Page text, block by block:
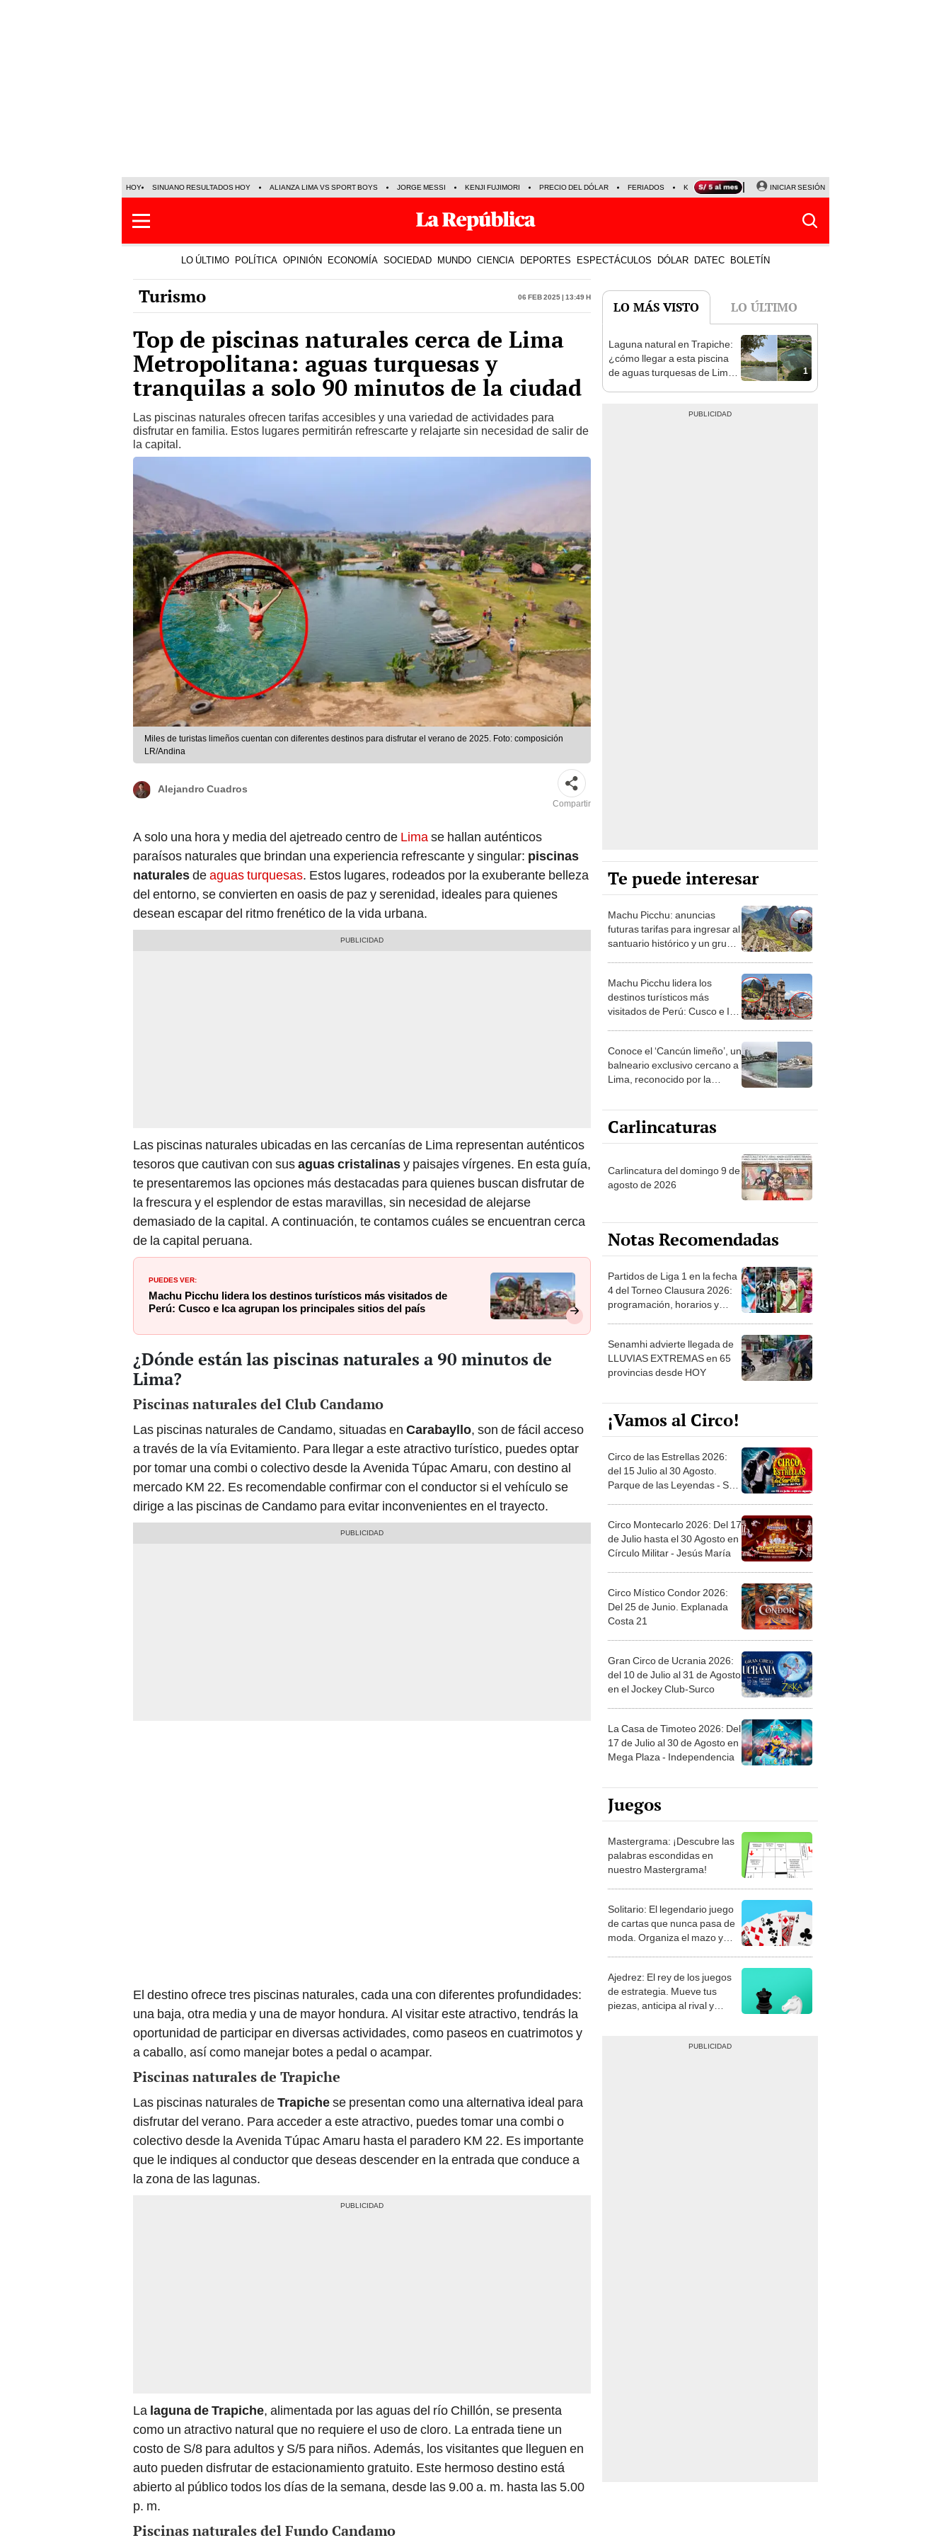
HOY SINUANO RESULTADOS HOY ALIANZA LIMA VS SPORT BOYS JORGE MESSI KENJI FUJIMORI PRECIO DEL DÓLAR FERIADOS KEIKO FUJIMORI NALDY SALDAÑA
INICIAR SESIÓN
LO ÚLTIMO POLÍTICA OPINIÓN ECONOMÍA SOCIEDAD MUNDO CIENCIA DEPORTES ESPECTÁCULOS DÓLAR DATEC BOLETÍN
Turismo 06 Feb 2025 | 13:49 h
Top de piscinas naturales cerca de Lima
Metropolitana: aguas turquesas y
tranquilas a solo 90 minutos de la ciudad
Las piscinas naturales ofrecen tarifas accesibles y una variedad de actividades para
disfrutar en familia. Estos lugares permitirán refrescarte y relajarte sin necesidad de salir de
la capital.
Miles de turistas limeños cuentan con diferentes destinos para disfrutar el verano de 2025. Foto: composición
LR/Andina
Alejandro Cuadros
Compartir
A solo una hora y media del ajetreado centro de Limase hallan auténticos
paraísos naturales que brindan una experiencia refrescante y singular: piscinas
naturalesdeaguas turquesas. Estos lugares, rodeados por la exuberante belleza
del entorno, se convierten en oasis de paz y serenidad, ideales para quienes
desean escapar del ritmo frenético de la vida urbana.
Las piscinas naturales ubicadas en las cercanías de Lima representan auténticos
tesoros que cautivan con susaguas cristalinasy paisajes vírgenes. En esta guía,
te presentaremos las opciones más destacadas para quienes buscan disfrutar de
la frescura y el esplendor de estas maravillas, sin necesidad de alejarse
demasiado de la capital. A continuación, te contamos cuáles se encuentran cerca
de la capital peruana.
PUEDES VER:
Machu Picchu lidera los destinos turísticos más visitados de
Perú: Cusco e Ica agrupan los principales sitios del país
¿Dónde están las piscinas naturales a 90 minutos de
Lima?
Piscinas naturales del Club Candamo
Las piscinas naturales de Candamo, situadas en Carabayllo, son de fácil acceso
a través de la vía Evitamiento. Para llegar a este atractivo turístico, puedes optar
por tomar una combi o colectivo desde la Avenida Túpac Amaru, con destino al
mercado KM 22. Es recomendable confirmar con el conductor si el vehículo se
dirige a las piscinas de Candamo para evitar inconvenientes en el trayecto.
El destino ofrece tres piscinas naturales, cada una con diferentes profundidades:
una baja, otra media y una de mayor hondura. Al visitar este atractivo, tendrás la
oportunidad de participar en diversas actividades, como paseos en cuatrimotos y
a caballo, así como manejar botes a pedal o acampar.
Piscinas naturales de Trapiche
Las piscinas naturales deTrapichese presentan como una alternativa ideal para
disfrutar del verano. Para acceder a este atractivo, puedes tomar una combi o
colectivo desde la Avenida Túpac Amaru hasta el paradero KM 22. Es importante
que le indiques al conductor que deseas descender en la entrada que conduce a
la zona de las lagunas.
La laguna de Trapiche, alimentada por las aguas del río Chillón, se presenta
como un atractivo natural que no requiere el uso de cloro. La entrada tiene un
costo de S/8 para adultos y S/5 para niños. Además, los visitantes que lleguen en
auto pueden disfrutar de estacionamiento gratuito. Este hermoso destino está
abierto al público todos los días de la semana, desde las 9.00 a. m. hasta las 5.00
p. m.
Piscinas naturales del Fundo Candamo
LO MÁS VISTO LO ÚLTIMO
1
Laguna natural en Trapiche:
¿cómo llegar a esta piscina
de aguas turquesas de Lima
Te puede interesar
Machu Picchu: anuncias
futuras tarifas para ingresar al
santuario histórico y un grupo
Machu Picchu lidera los
destinos turísticos más
visitados de Perú: Cusco e Ica
Conoce el ‘Cancún limeño’, un
balneario exclusivo cercano a
Lima, reconocido por la
cristalinas
Carlincaturas
Carlincatura del domingo 9 de
agosto de 2026
Notas Recomendadas
Partidos de Liga 1 en la fecha
4 del Torneo Clausura 2026:
programación, horarios y
Senamhi advierte llegada de
LLUVIAS EXTREMAS en 65
provincias desde HOY
¡Vamos al Circo!
Circo de las Estrellas 2026:
del 15 Julio al 30 Agosto.
Parque de las Leyendas - San
Circo Montecarlo 2026: Del 17
de Julio hasta el 30 Agosto en
Círculo Militar - Jesús María
Circo Místico Condor 2026:
Del 25 de Junio. Explanada
Costa 21
Gran Circo de Ucrania 2026:
del 10 de Julio al 31 de Agosto
en el Jockey Club-Surco
La Casa de Timoteo 2026: Del
17 de Julio al 30 de Agosto en
Mega Plaza - Independencia
Juegos
Mastergrama: ¡Descubre las
palabras escondidas en
nuestro Mastergrama!
Solitario: El legendario juego
de cartas que nunca pasa de
moda. Organiza el mazo y
Ajedrez: El rey de los juegos
de estrategia. Mueve tus
piezas, anticipa al rival y